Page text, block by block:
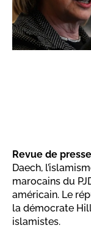
Revue de presse
Daech,
marocains du
américain. Le
la démocrate
islamistes.